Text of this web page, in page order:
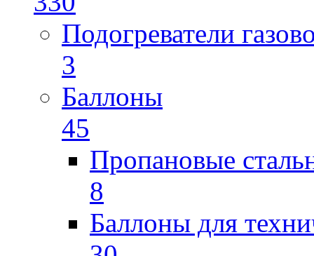
Подогреватели
3
Баллоны
45
Пропановые
8
Баллоны для